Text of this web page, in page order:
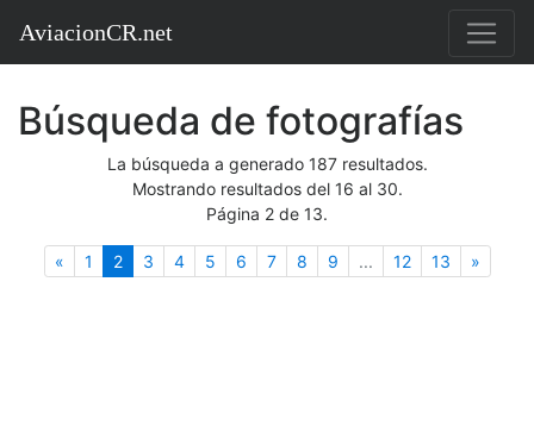
AviacionCR.net
Búsqueda de fotografías
La búsqueda a generado 187 resultados.
Mostrando resultados del 16 al 30.
Página 2 de 13.
«Anterior
1 2(actual)
3 4 5 6 7 8 9 ... 12 13 »